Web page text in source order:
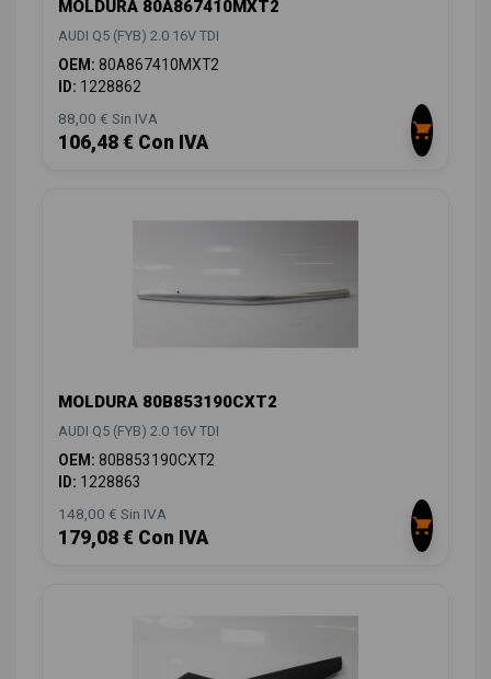
MOLDURA 80A867410MXT2
AUDI Q5 (FYB) 2.0 16V TDI
OEM: 80A867410MXT2
ID: 1228862
88,00 € Sin IVA
106,48 € Con IVA
MOLDURA 80B853190CXT2
AUDI Q5 (FYB) 2.0 16V TDI
OEM: 80B853190CXT2
ID: 1228863
148,00 € Sin IVA
179,08 € Con IVA